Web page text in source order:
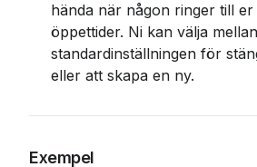
hända när någon ringer till
öppettider. Ni kan välja
standardinställningen för
eller att skapa en ny.
Exempel